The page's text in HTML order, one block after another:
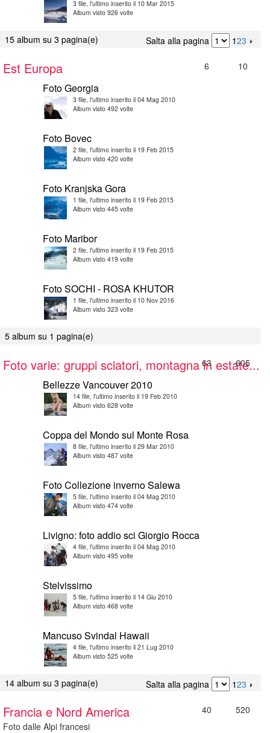
3 file, l'ultimo inserito il 10 Mar 2015
Album visto 926 volte
15 album su 3 pagina(e) Salta alla pagina 123
Est Europa 6 10
Foto Georgia
3 file, l'ultimo inserito il 04 Mag 2010
Album visto 492 volte
Foto Bovec
2 file, l'ultimo inserito il 19 Feb 2015
Album visto 420 volte
Foto Kranjska Gora
1 file, l'ultimo inserito il 19 Feb 2015
Album visto 445 volte
Foto Maribor
2 file, l'ultimo inserito il 19 Feb 2015
Album visto 419 volte
Foto SOCHI - ROSA KHUTOR
1 file, l'ultimo inserito il 10 Nov 2016
Album visto 323 volte
5 album su 1 pagina(e)
Foto varie: gruppi sciatori, montagna in estate...
63 605
Bellezze Vancouver 2010
14 file, l'ultimo inserito il 19 Feb 2010
Album visto 628 volte
Coppa del Mondo sul Monte Rosa
8 file, l'ultimo inserito il 29 Mar 2010
Album visto 487 volte
Foto Collezione inverno Salewa
5 file, l'ultimo inserito il 04 Mag 2010
Album visto 474 volte
Livigno: foto addio sci Giorgio Rocca
4 file, l'ultimo inserito il 04 Mag 2010
Album visto 495 volte
Stelvissimo
5 file, l'ultimo inserito il 14 Giu 2010
Album visto 468 volte
Mancuso Svindal Hawaii
4 file, l'ultimo inserito il 21 Lug 2010
Album visto 525 volte
14 album su 3 pagina(e) Salta alla pagina 123
Francia e Nord America
Foto dalle Alpi francesi
40 520